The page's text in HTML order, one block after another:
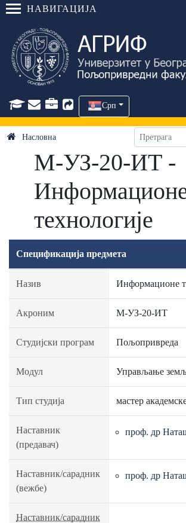
НАВИГАЦИЈА
Срп
Насловна
М-УЗ-20-ИТ -
технологије
Спецификација предмета
Назив Информационе
Акроним М-УЗ-20-ИТ
Студијски програм Пољопривреда
Модул Управљање
Тип студија мастер
Наставник
(предавач)
проф. др
Наставник/сарадник
(вежбе)
проф. др
Наставник/сарадник